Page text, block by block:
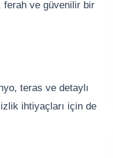
ferah ve güvenilir bir
teras ve detaylı
ihtiyaçları için de